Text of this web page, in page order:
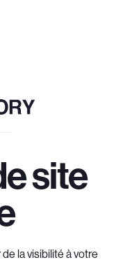
site
la visibilité à votre